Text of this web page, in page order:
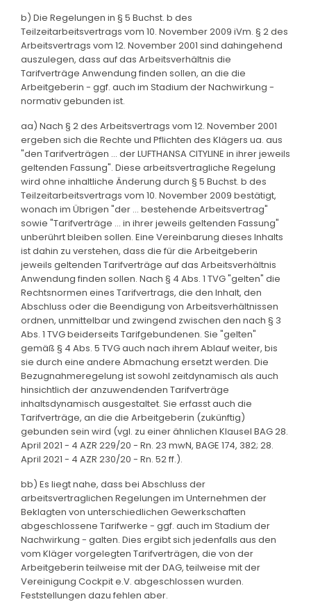
b) Die Regelungen in § 5 Buchst. b des
Teilzeitarbeitsvertrags vom 10. November 2009 iVm. § 2 des
Arbeitsvertrags vom 12. November 2001 sind dahingehend
auszulegen, dass auf das Arbeitsverhältnis die
Tarifverträge Anwendung finden sollen, an die die
Arbeitgeberin - ggf. auch im Stadium der Nachwirkung -
normativ gebunden ist.
aa) Nach § 2 des Arbeitsvertrags vom 12. November 2001
ergeben sich die Rechte und Pflichten des Klägers ua. aus
"den Tarifverträgen ... der LUFTHANSA CITYLINE in ihrer jeweils
geltenden Fassung". Diese arbeitsvertragliche Regelung
wird ohne inhaltliche Änderung durch § 5 Buchst. b des
Teilzeitarbeitsvertrags vom 10. November 2009 bestätigt,
wonach im Übrigen "der ... bestehende Arbeitsvertrag"
sowie "Tarifverträge ... in ihrer jeweils geltenden Fassung"
unberührt bleiben sollen. Eine Vereinbarung dieses Inhalts
ist dahin zu verstehen, dass die für die Arbeitgeberin
jeweils geltenden Tarifverträge auf das Arbeitsverhältnis
Anwendung finden sollen. Nach § 4 Abs. 1 TVG "gelten" die
Rechtsnormen eines Tarifvertrags, die den Inhalt, den
Abschluss oder die Beendigung von Arbeitsverhältnissen
ordnen, unmittelbar und zwingend zwischen den nach § 3
Abs. 1 TVG beiderseits Tarifgebundenen. Sie "gelten"
gemäß § 4 Abs. 5 TVG auch nach ihrem Ablauf weiter, bis
sie durch eine andere Abmachung ersetzt werden. Die
Bezugnahmeregelung ist sowohl zeitdynamisch als auch
hinsichtlich der anzuwendenden Tarifverträge
inhaltsdynamisch ausgestaltet. Sie erfasst auch die
Tarifverträge, an die die Arbeitgeberin (zukünftig)
gebunden sein wird (vgl. zu einer ähnlichen Klausel BAG 28.
April 2021 - 4 AZR 229/20 - Rn. 23 mwN, BAGE 174, 382; 28.
April 2021 - 4 AZR 230/20 - Rn. 52 ff.).
bb) Es liegt nahe, dass bei Abschluss der
arbeitsvertraglichen Regelungen im Unternehmen der
Beklagten von unterschiedlichen Gewerkschaften
abgeschlossene Tarifwerke - ggf. auch im Stadium der
Nachwirkung - galten. Dies ergibt sich jedenfalls aus den
vom Kläger vorgelegten Tarifverträgen, die von der
Arbeitgeberin teilweise mit der DAG, teilweise mit der
Vereinigung Cockpit e.V. abgeschlossen wurden.
Feststellungen dazu fehlen aber.